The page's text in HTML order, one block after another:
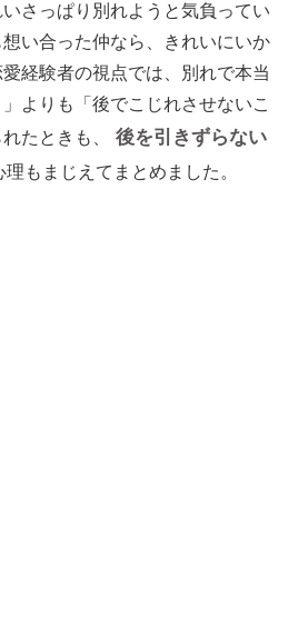
さっぱり別れようと気負ってい
い合った仲なら、きれいにいか
経験者の視点では、別れで本当
よりも「後でこじれさせないこ
たときも、
後を引きずらない
もまじえてまとめました。